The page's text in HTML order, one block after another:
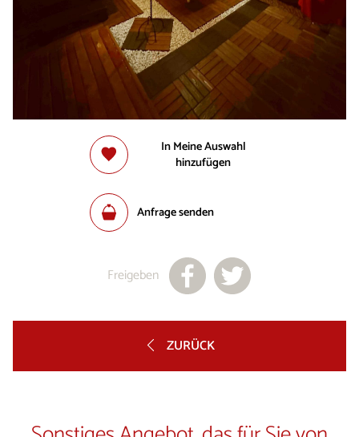
In Meine Auswahl
hinzufügen
Anfrage senden
Freigeben
ZURÜCK